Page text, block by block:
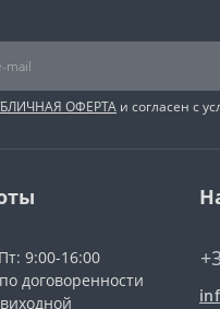
ОФЕРТА и согласен с
9:00-16:00
договоренности